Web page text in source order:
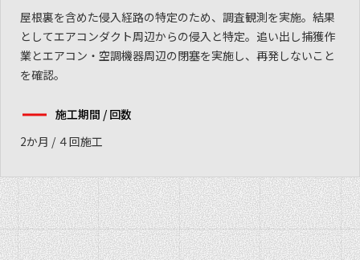
屋根裏を含めた侵入経路の特定のため、調査観測を実施。結果
としてエアコンダクト周辺からの侵入と特定。追い出し捕獲作
業とエアコン・空調機器周辺の閉塞を実施し、再発しないこと
を確認。
施工期間 / 回数
2か月 / ４回施工